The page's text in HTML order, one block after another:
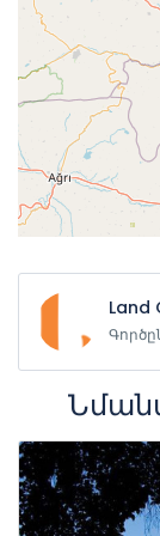
Land